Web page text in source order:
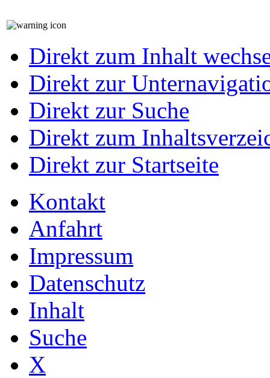
Direkt zum Inhalt
Direkt zur
Direkt zur Suche
Direkt zum
Direkt zur Startseite
Kontakt
Anfahrt
Impressum
Datenschutz
Inhalt
Suche
X